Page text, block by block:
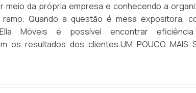
meio da própria empresa e conhecendo a
Quando a questão é mesa expositora,
Móveis é possível encontrar
os resultados dos clientes.UM POUCO MAIS
muitas maneiras eficientes de demonstrar
de atuação. A Ella Móveis foca seus
com: Tecnologia de ponta; Escritório de alta